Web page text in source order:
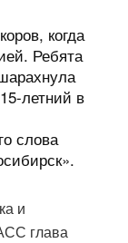
когда
Ребята
летний в
слова
и
глава